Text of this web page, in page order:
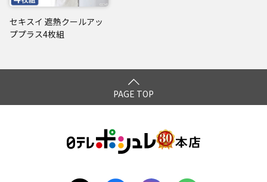
セキスイ 遮熱クールアッ
ププラス4枚組
PAGE TOP